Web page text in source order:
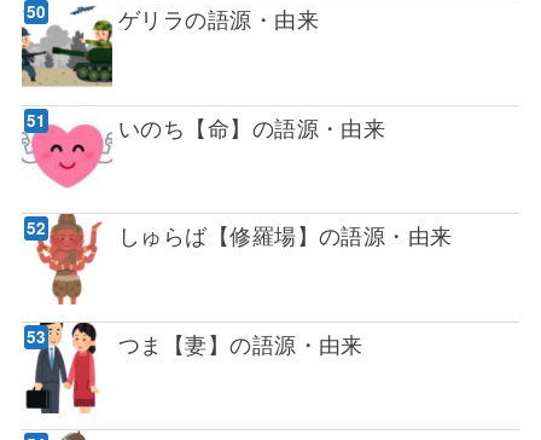
ゲリラの語源・由来
いのち【命】の語源・由来
しゅらば【修羅場】の語源・由来
つま【妻】の語源・由来